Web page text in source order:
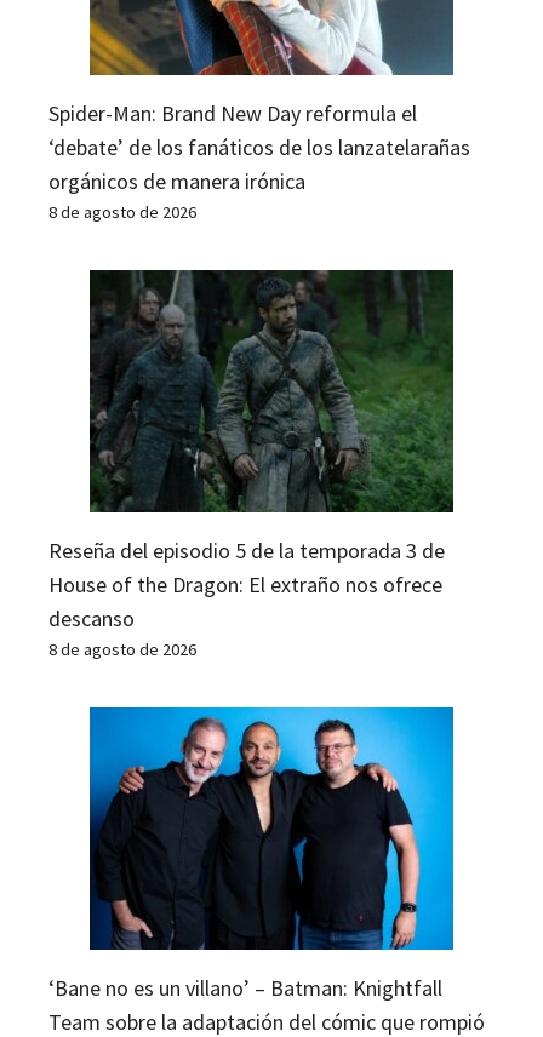
Spider-Man: Brand New Day reformula el
‘debate’ de los fanáticos de los lanzatelarañas
orgánicos de manera irónica
8 de agosto de 2026
Reseña del episodio 5 de la temporada 3 de
House of the Dragon: El extraño nos ofrece
descanso
8 de agosto de 2026
‘Bane no es un villano’ – Batman: Knightfall
Team sobre la adaptación del cómic que rompió